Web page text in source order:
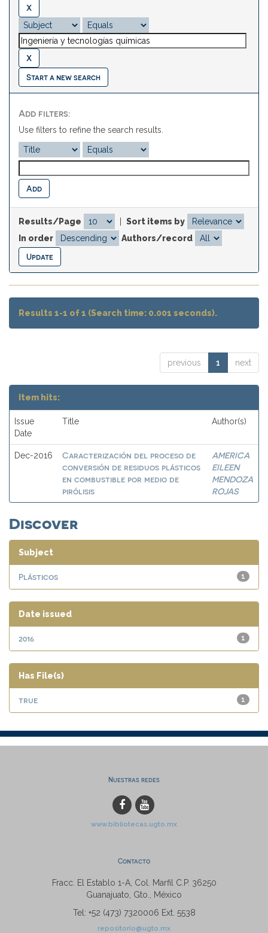
Start a new search
Add filters:
Use filters to refine the search results.
Results/Page
Sort items by
In order
Authors/record
Results 1-1 of 1 (Search time: 0.001 seconds).
previous 1 next
Item hits:
Issue
Date
Title Author(s)
Dec-2016
Caracterización del proceso de
conversión de residuos plásticos
en combustible por medio de
pirólisis
AMERICA
EILEEN
MENDOZA
ROJAS
Discover
Subject
1
Plásticos
Date issued
1
2016
Has File(s)
1
true
Nuestras redes
www.bibliotecas.ugto.mx
Contacto
Fracc. El Establo 1-A, Col. Marfil C.P. 36250
Guanajuato, Gto., México
Tel: +52 (473) 7320006 Ext. 5538
repositorio@ugto.mx